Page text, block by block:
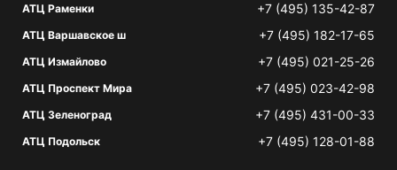
АТЦ Раменки +7 (495) 135-42-87
АТЦ Варшавское ш +7 (495) 182-17-65
АТЦ Измайлово +7 (495) 021-25-26
АТЦ Проспект Мира +7 (495) 023-42-98
АТЦ Зеленоград +7 (495) 431-00-33
АТЦ Подольск +7 (495) 128-01-88